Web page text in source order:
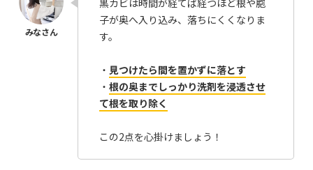
黒カビは時間が経てば経つほど根や胞
子が奥へ入り込み、落ちにくくなりま
す。
・ 見つけたら間を置かずに落とす
・ 根の奥までしっかり洗剤を浸透させ
て根を取り除く
この2点を心掛けましょう！